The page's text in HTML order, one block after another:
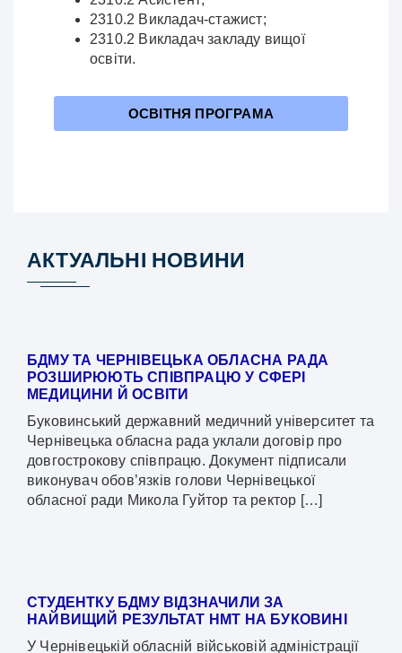
2310.2 Викладач-стажист;
2310.2 Викладач закладу вищої
освіти.
ОСВІТНЯ ПРОГРАМА
АКТУАЛЬНІ НОВИНИ
БДМУ ТА ЧЕРНІВЕЦЬКА ОБЛАСНА РАДА
РОЗШИРЮЮТЬ СПІВПРАЦЮ У СФЕРІ
МЕДИЦИНИ Й ОСВІТИ
Буковинський державний медичний університет та
Чернівецька обласна рада уклали договір про
довгострокову співпрацю. Документ підписали
виконувач обов’язків голови Чернівецької
обласної ради Микола Гуйтор та ректор […]
СТУДЕНТКУ БДМУ ВІДЗНАЧИЛИ ЗА
НАЙВИЩИЙ РЕЗУЛЬТАТ НМТ НА БУКОВИНІ
У Чернівецькій обласній військовій адміністрації